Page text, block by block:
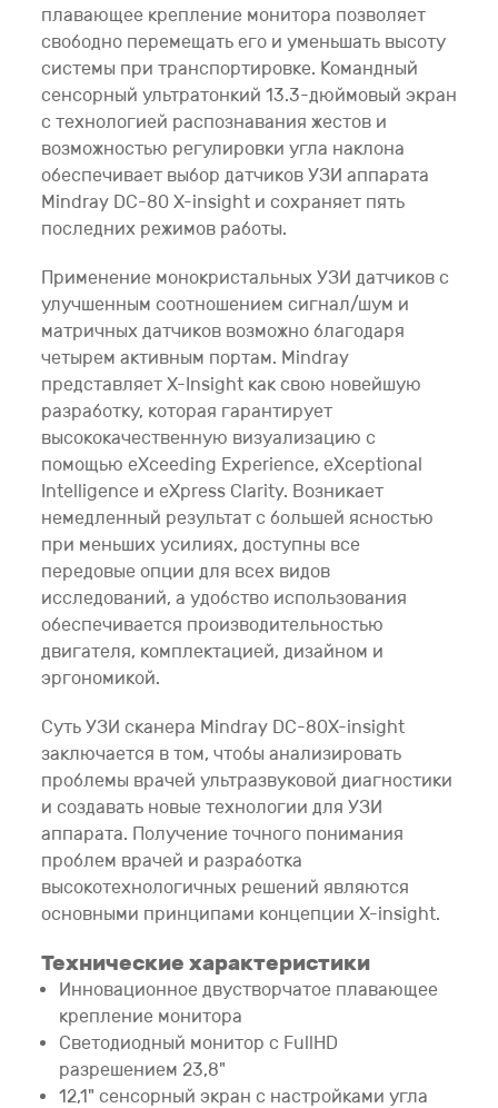
плавающее крепление монитора позволяет
свободно перемещать его и уменьшать высоту
системы при транспортировке. Командный
сенсорный ультратонкий 13.3-дюймовый экран
с технологией распознавания жестов и
возможностью регулировки угла наклона
обеспечивает выбор датчиков УЗИ аппарата
Mindray DC-80 X-insight и сохраняет пять
последних режимов работы.
Применение монокристальных УЗИ датчиков с
улучшенным соотношением сигнал/шум и
матричных датчиков возможно благодаря
четырем активным портам. Mindray
представляет X-Insight как свою новейшую
разработку, которая гарантирует
высококачественную визуализацию с
помощью eXceeding Experience, eXceptional
Intelligence и eXpress Clarity. Возникает
немедленный результат с большей ясностью
при меньших усилиях, доступны все
передовые опции для всех видов
исследований, а удобство использования
обеспечивается производительностью
двигателя, комплектацией, дизайном и
эргономикой.
Суть УЗИ сканера Mindray DC-80X-insight
заключается в том, чтобы анализировать
проблемы врачей ультразвуковой диагностики
и создавать новые технологии для УЗИ
аппарата. Получение точного понимания
проблем врачей и разработка
высокотехнологичных решений являются
основными принципами концепции X-insight.
Технические характеристики
Инновационное двустворчатое плавающее
крепление монитора
Светодиодный монитор с FullHD
разрешением 23,8"
12,1" сенсорный экран с настройками угла